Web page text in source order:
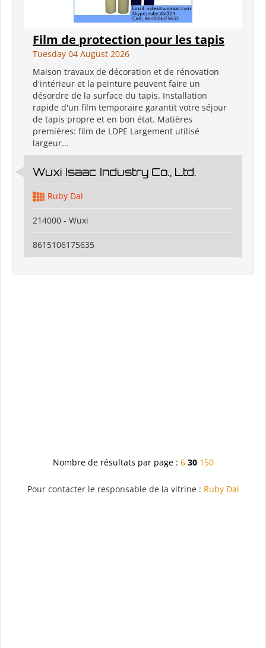
Film de protection pour les tapis
Tuesday 04 August 2026
Maison travaux de décoration et de rénovation
d'intérieur et la peinture peuvent faire un
désordre de la surface du tapis. Installation
rapide d'un film temporaire garantit votre séjour
de tapis propre et en bon état. Matières
premières: film de LDPE Largement utilisé
largeur...
Wuxi Isaac Industry Co., Ltd.
Ruby Dai
214000 - Wuxi
8615106175635
Nombre de résultats par page : 6 30 150
Pour contacter le responsable de la vitrine : Ruby Dai